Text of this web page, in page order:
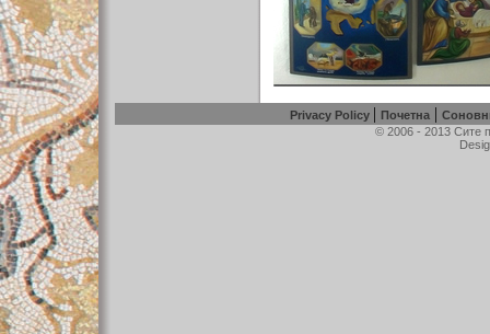
Privacy Policy | Почетна |
© 2006 - 2013 Сите